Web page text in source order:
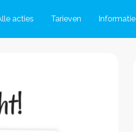
acties Tarieven Informatie